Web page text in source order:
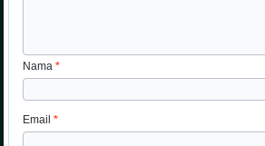
Nama*
Email*